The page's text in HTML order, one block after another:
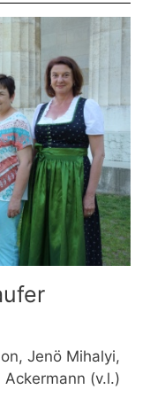
Jenö Mihalyi,
(v.l.)